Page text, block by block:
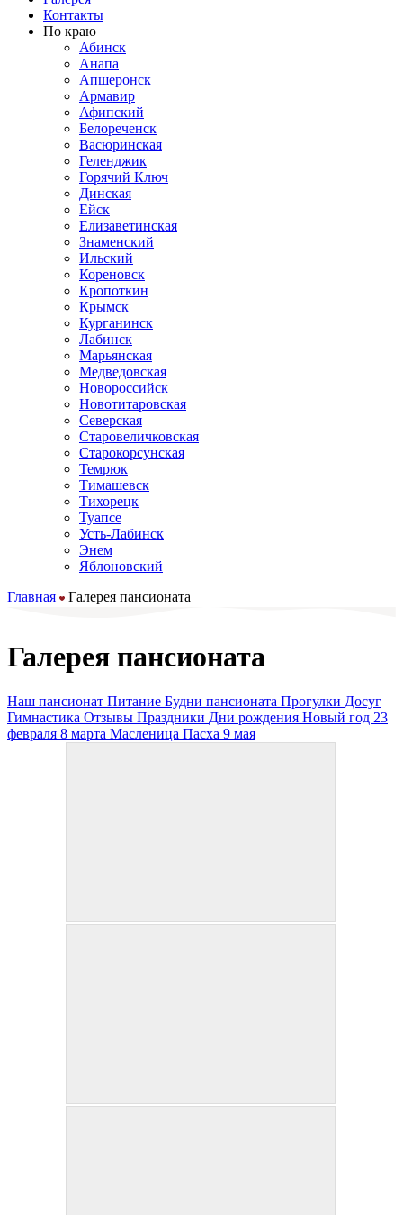
Контакты
По краю
Абинск
Анапа
Апшеронск
Армавир
Афипский
Белореченск
Васюринская
Геленджик
Горячий Ключ
Динская
Ейск
Елизаветинская
Знаменский
Ильский
Кореновск
Кропоткин
Крымск
Курганинск
Лабинск
Марьянская
Медведовская
Новороссийск
Новотитаровская
Северская
Старовеличковская
Старокорсунская
Темрюк
Тимашевск
Тихорецк
Туапсе
Усть-Лабинск
Энем
Яблоновский
Главная
Галерея пансионата
Галерея пансионата
Наш пансионат Питание Будни пансионата Прогулки Досуг
Гимнастика Отзывы Праздники Дни рождения Новый год 23
февраля 8 марта Масленица Пасха 9 мая